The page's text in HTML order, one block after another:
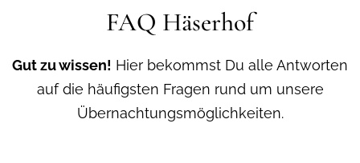
FAQ Häserhof
Gut zu wissen! Hier bekommst Du alle Antworten
auf die häufigsten Fragen rund um unsere
Übernachtungsmöglichkeiten.